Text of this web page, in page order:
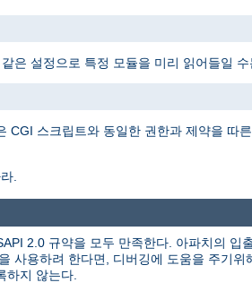
은 설정으로 특정 모듈을 미리 읽어들일 수
스크립트와 동일한 권한과 제약을 따
.
2.0 규약을 모두 만족한다. 아파치의 입
사용하려 한다면, 디버깅에 도움을 주기
하지 않는다.